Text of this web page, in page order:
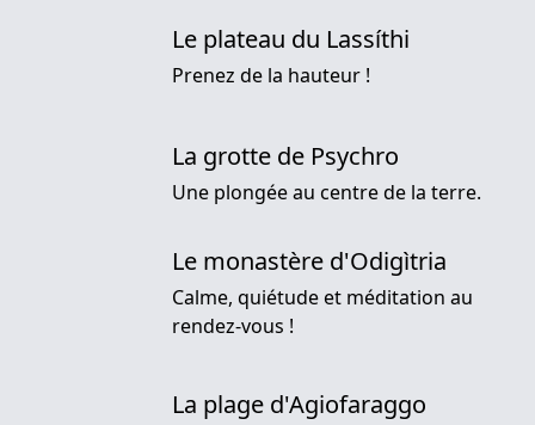
Le plateau du Lassíthi
Prenez de la hauteur !
La grotte de Psychro
Une plongée au centre de la terre.
Le monastère d'Odigìtria
Calme, quiétude et méditation au
rendez-vous !
La plage d'Agiofaraggo